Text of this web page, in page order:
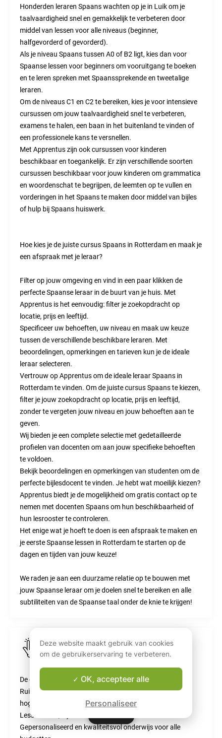
Honderden leraren Spaans wachten op je in Luik om je
taalvaardigheid snel en gemakkelijk te verbeteren door
middel van lessen voor alle niveaus (beginner,
halfgevorderd of gevorderd).
Als je niveau Spaans tussen A0 of B2 ligt, kies dan voor
Spaanse lessen voor beginners om vooruitgang te boeken
en te leren spreken met Spaanssprekende en tweetalige
leraren.
Om de niveaus C1 en C2 te bereiken, kies je voor intensieve
cursussen om jouw taalvaardigheid snel te verbeteren,
examens te halen, een baan in het buitenland te vinden of
een professionele kans te versnellen.
Met Apprentus zijn ook cursussen voor kinderen
beschikbaar en toegankelijk. Er zijn verschillende soorten
cursussen beschikbaar voor jouw kinderen om grammatica
en woordenschat te begrijpen, de leemten op te vullen en
vorderingen in het Spaans te maken door middel van bijles
of hulp bij Spaans huiswerk.
Hoe kies je de juiste cursus Spaans in Rotterdam en maak je
een afspraak met je leraar?
Filter op jouw omgeving en vind in een paar klikken de
perfecte Spaanse leraar in de buurt van je huis. Met
Apprentus is het eenvoudig: filter je zoekopdracht op
locatie, prijs en leeftijd.
Specificeer uw behoeften, uw niveau en maak uw keuze
tussen de verschillende beschikbare leraren. Met
beoordelingen, opmerkingen en tarieven kun je de ideale
leraar selecteren.
Vertrouw op Apprentus om de ideale leraar Spaans in
Rotterdam te vinden. Om de juiste cursus Spaans te kiezen,
filter je jouw zoekopdracht op locatie, prijs en leeftijd,
zonder te vergeten jouw niveau en jouw behoeften aan te
geven.
Wij bieden je een complete selectie met gedetailleerde
profielen van docenten om aan jouw specifieke behoeften
te voldoen.
Bekijk beoordelingen en opmerkingen van studenten om de
perfecte bijlesdocent te vinden. Je hebt wat moeilijk kiezen?
Apprentus biedt je de mogelijkheid om gratis contact op te
nemen met docenten Spaans om hun beschikbaarheid of
hun lesrooster te controleren.
Het enige wat je hoeft te doen is een afspraak te maken en
je eerste Spaanse lessen in Rotterdam te starten op de
dagen en tijden van jouw keuze!
We raden je aan een duurzame relatie op te bouwen met
jouw Spaanse leraar om je doelen snel te bereiken en alle
subtiliteiten van de Spaanse taal onder de knie te krijgen!
Met Apprentus krijg je:
De grootste directory van Spaanse leraren in Rotterdam
Ruime keuze aan cursussen Spaans voor alle niveaus:
hoger onderwijs
Lessen thuis, bij de docent of in video
Gepersonaliseerd en kwaliteitsvol onderwijs voor alle
Deze website maakt gebruik van cookies
om de gebruikerservaring te verbeteren.
OK, accepteer alle
Personaliseer